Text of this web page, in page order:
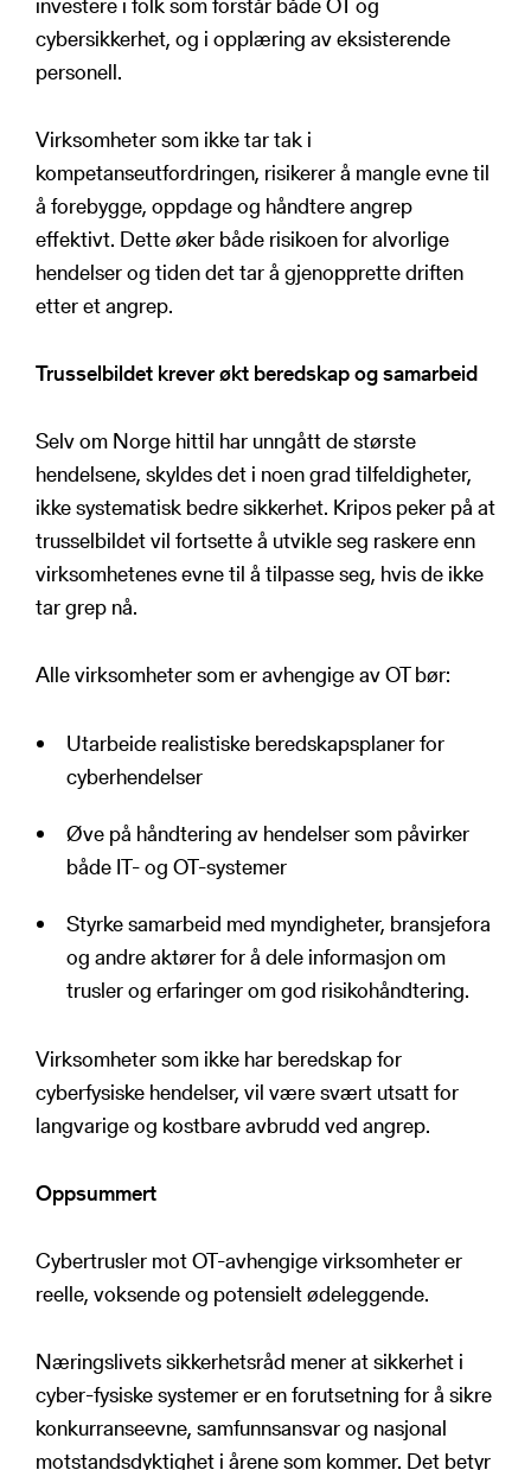
cybersikkerhet, og i opplæring av eksisterende
personell.
Virksomheter som ikke tar tak i
kompetanseutfordringen, risikerer å mangle evne til
å forebygge, oppdage og håndtere angrep
effektivt. Dette øker både risikoen for alvorlige
hendelser og tiden det tar å gjenopprette driften
etter et angrep.
Trusselbildet krever økt beredskap og samarbeid
Selv om Norge hittil har unngått de største
hendelsene, skyldes det i noen grad tilfeldigheter,
ikke systematisk bedre sikkerhet. Kripos peker på at
trusselbildet vil fortsette å utvikle seg raskere enn
virksomhetenes evne til å tilpasse seg, hvis de ikke
tar grep nå.
Alle virksomheter som er avhengige av OT bør:
Utarbeide realistiske beredskapsplaner for
cyberhendelser
Øve på håndtering av hendelser som påvirker
både IT- og OT-systemer
Styrke samarbeid med myndigheter, bransjefora
og andre aktører for å dele informasjon om
trusler og erfaringer om god risikohåndtering.
Virksomheter som ikke har beredskap for
cyberfysiske hendelser, vil være svært utsatt for
langvarige og kostbare avbrudd ved angrep.
Oppsummert
Cybertrusler mot OT-avhengige virksomheter er
reelle, voksende og potensielt ødeleggende.
Næringslivets sikkerhetsråd mener at sikkerhet i
cyber-fysiske systemer er en forutsetning for å sikre
konkurranseevne, samfunnsansvar og nasjonal
motstandsdyktighet i årene som kommer. Det betyr